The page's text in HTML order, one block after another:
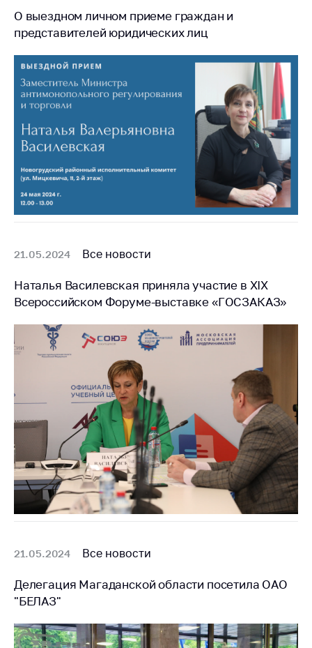
О выездном личном приеме граждан и
представителей юридических лиц
21.05.2024 Все новости
Наталья Василевская приняла участие в XIX
Всероссийском Форуме-выставке «ГОСЗАКАЗ»
21.05.2024 Все новости
Делегация Магаданской области посетила ОАО
"БЕЛАЗ"